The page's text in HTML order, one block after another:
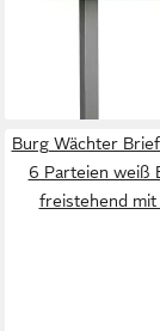
Americano for
Burg Wächter
6 Parteien weiß
freistehend mit